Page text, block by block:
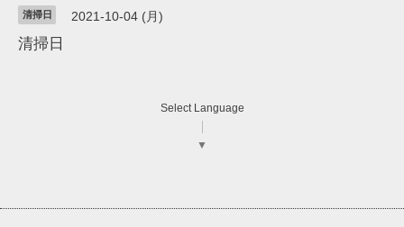
清掃日 2021-10-04 (月)
清掃日
Select Language
▼